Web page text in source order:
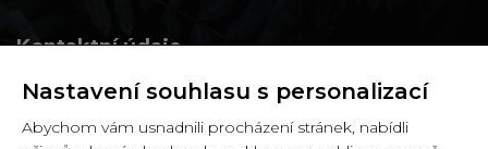
Kontaktní údaje
Zbraně a střelivo Karviná
Zámecká 99,
Nastavení souhlasu s personalizací
Abychom vám usnadnili procházení stránek, nabídli